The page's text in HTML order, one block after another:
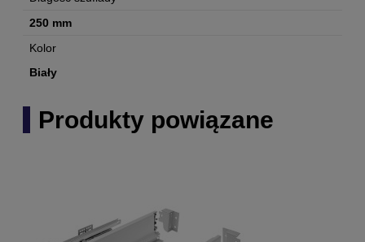
250 mm
Kolor
Biały
Produkty powiązane